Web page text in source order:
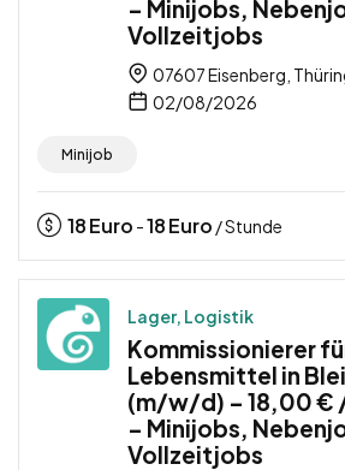
– Minijobs,
Vollzeitjobs
07607 Eisenberg,
02/08/2026
Minijob
18Euro -18Euro / Stunde
Lager, Logistik
Kommissionierer
Lebensmittel in
(m/w/d) – 18,00 €
– Minijobs,
Vollzeitjobs